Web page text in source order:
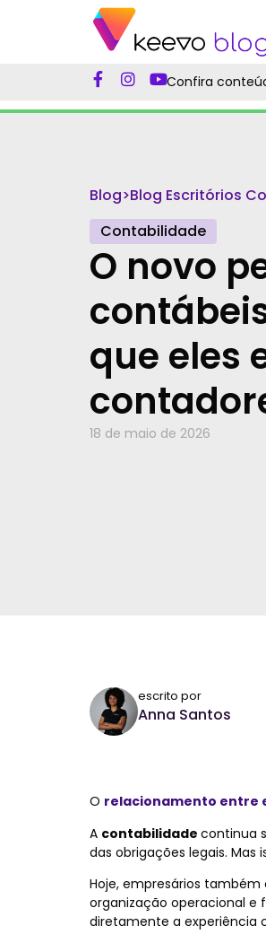
Confira
Blog>Blog Escritórios
Contabilidade
O novo
que eles
18 de maio de 2026
escrito por
Anna Santos
O relacionamento entre
A contabilidade continua
das obrigações legais. Mas
Hoje, empresários
organização operacional e
diretamente a experiência